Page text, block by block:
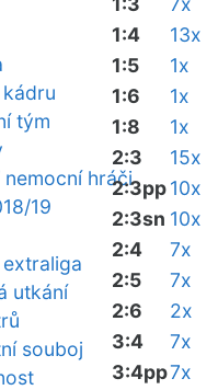
tým
nemocní hráči
19
utkání
souboj
1:4
13x
1:5
1x
1:6
1x
1:8
1x
2:3
15x
2:3pp10x
2:3sn 10x
2:4
7x
2:5
7x
2:6
2x
3:4
7x
3:4pp7x